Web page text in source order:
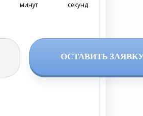
ОСТАВИТЬ
секунд
минут